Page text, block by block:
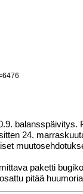
24.
paketti
pitää